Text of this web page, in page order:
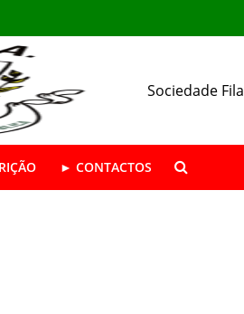
Sociedade
► CONTACTOS